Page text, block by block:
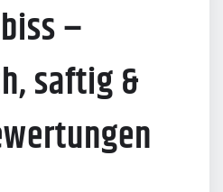
–
saftig &